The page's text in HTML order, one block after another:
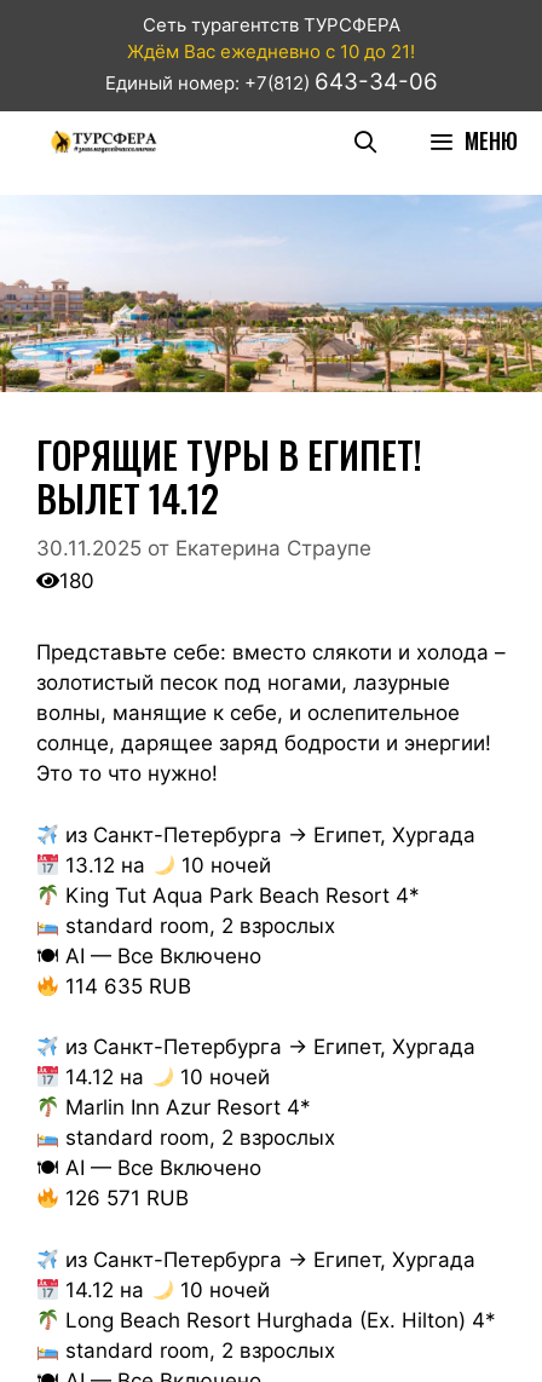
Сеть турагентств ТУРСФЕРА
Ждём Вас ежедневно с 10 до 21!
Единый номер: +7(812) 643-34-06
МЕНЮ
ГОРЯЩИЕ ТУРЫ В ЕГИПЕТ!
ВЫЛЕТ 14.12
30.11.2025 от Екатерина Страупе
180
Представьте себе: вместо слякоти и холода –
золотистый песок под ногами, лазурные
волны, манящие к себе, и ослепительное
солнце, дарящее заряд бодрости и энергии!
Это то что нужно!
из Санкт-Петербурга → Египет, Хургада
13.12 на
10 ночей
King Tut Aqua Park Beach Resort 4*
standard room, 2 взрослых
🍽 AI — Все Включено
114 635 RUB
из Санкт-Петербурга → Египет, Хургада
14.12 на
10 ночей
Marlin Inn Azur Resort 4*
standard room, 2 взрослых
🍽 AI — Все Включено
126 571 RUB
из Санкт-Петербурга → Египет, Хургада
14.12 на
10 ночей
Long Beach Resort Hurghada (Ex. Hilton) 4*
standard room, 2 взрослых